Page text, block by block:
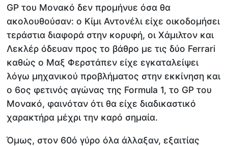
GP του Μονακό δεν προμήνυε όσα θα
ακολουθούσαν: ο Κίμι Αντονέλι είχε οικοδομήσει
τεράστια διαφορά στην κορυφή, οι Χάμιλτον και
Λεκλέρ όδευαν προς το βάθρο με τις δύο Ferrari
καθώς ο Μαξ Φερστάπεν είχε εγκαταλείψει
λόγω μηχανικού προβλήματος στην εκκίνηση και
ο 6ος φετινός αγώνας της Formula 1, το GP του
Μονακό, φαινόταν ότι θα είχε διαδικαστικό
χαρακτήρα μέχρι την καρό σημαία.
Όμως, στον 60ό γύρο όλα άλλαξαν, εξαιτίας